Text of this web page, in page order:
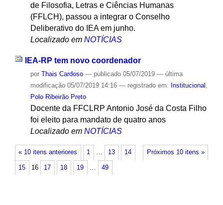
de Filosofia, Letras e Ciências Humanas
(FFLCH), passou a integrar o Conselho
Deliberativo do IEA em junho.
Localizado em NOTÍCIAS
IEA-RP tem novo coordenador
por Thais Cardoso — publicado05/07/2019 — última
modificação05/07/2019 14:16 — registrado em: Institucional ,
Polo Ribeirão Preto
Docente da FFCLRP Antonio José da Costa Filho
foi eleito para mandato de quatro anos
Localizado em NOTÍCIAS
« 10 itens anteriores Próximos 10 itens »
1 … 13 14
15 16 17 18 19 … 49